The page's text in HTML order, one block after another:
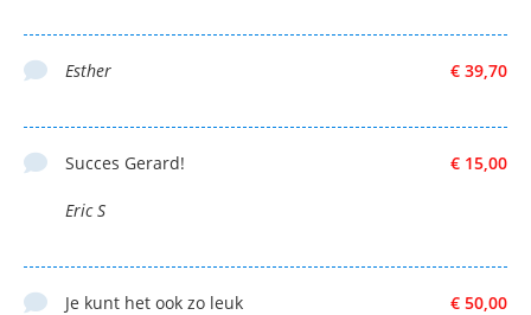
€ 39,70
Esther
€ 15,00
Succes Gerard!
Eric S
€ 50,00
Je kunt het ook zo leuk